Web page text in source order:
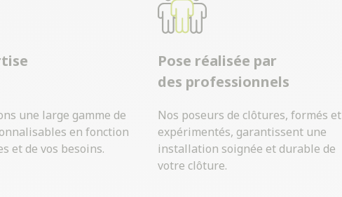
une large gamme de
en fonction
et de vos besoins.
Pose réalisée par
des professionnels
Nos poseurs de clôtures, formés et
expérimentés, garantissent une
installation soignée et durable de
votre clôture.